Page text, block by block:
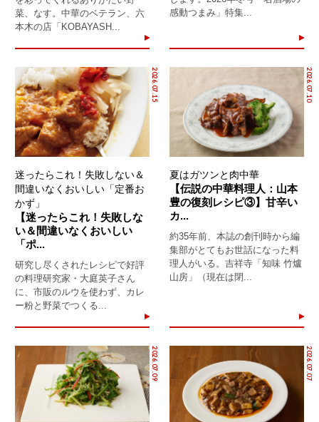
菜、なす。中華のベテラン、六
本木の店「KOBAYASH...
感動つまみ」特集...
2026.07.15
迷ったらこれ！失敗しない＆
間違いなくおいしい「定番お
かず」
【迷ったらこれ！失敗しな
い＆間違いなくおいしい
「ポ...
研究し尽くされたレシピで好評
の料理研究家・大庭英子さん
に、市販のルウを使わず、カレ
ー粉と野菜でつくる...
2026.07.10
夏はガツンと肉中華
【伝説の中華料理人：山本
豊の復刻レシピ③】甘辛い
カ...
約35年前、本誌の創刊時から編
集部がとてもお世話になった料
理人がいる。吉祥寺「知味 竹爐
山房」（現在は閉...
2026.07.09 2026.07.07